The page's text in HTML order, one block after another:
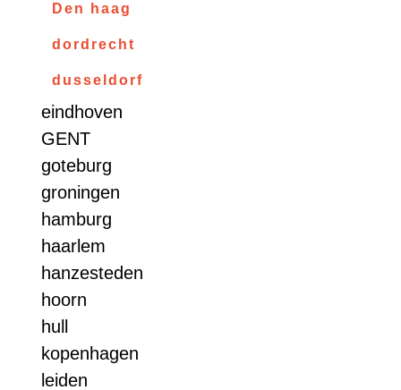
Den haag
dordrecht
dusseldorf
eindhoven
GENT
goteburg
groningen
hamburg
haarlem
hanzesteden
hoorn
hull
kopenhagen
leiden